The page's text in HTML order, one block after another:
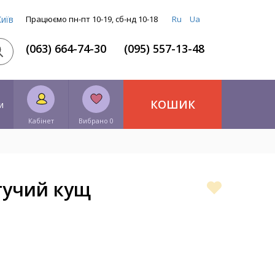
Працюємо пн-пт 10-19, сб-нд 10-18 Ru Ua
(063) 664-74-30 (095) 557-13-48
Кабінет Вибрано 0
КОШИК
кущ